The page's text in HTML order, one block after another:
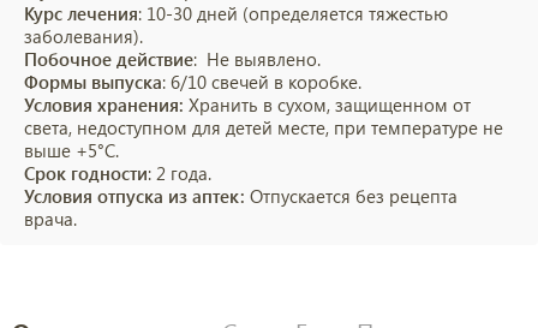
Курс лечения: 10-30 дней (определяется тяжестью
заболевания).
Побочное действие: Не выявлено.
Формы выпуска: 6/10 свечей в коробке.
Условия хранения: Хранить в сухом, защищенном от
света, недоступном для детей месте, при температуре не
выше +5°С.
Срок годности: 2 года.
Условия отпуска из аптек: Отпускается без рецепта
врача.